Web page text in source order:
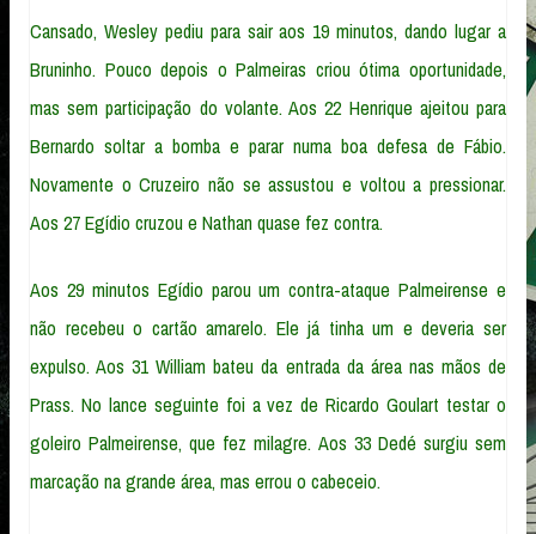
Cansado, Wesley pediu para sair aos 19 minutos, dando lugar a
Bruninho. Pouco depois o Palmeiras criou ótima oportunidade,
mas sem participação do volante. Aos 22 Henrique ajeitou para
Bernardo soltar a bomba e parar numa boa defesa de Fábio.
Novamente o Cruzeiro não se assustou e voltou a pressionar.
Aos 27 Egídio cruzou e Nathan quase fez contra.
Aos 29 minutos Egídio parou um contra-ataque Palmeirense e
não recebeu o cartão amarelo. Ele já tinha um e deveria ser
expulso. Aos 31 William bateu da entrada da área nas mãos de
Prass. No lance seguinte foi a vez de Ricardo Goulart testar o
goleiro Palmeirense, que fez milagre. Aos 33 Dedé surgiu sem
marcação na grande área, mas errou o cabeceio.